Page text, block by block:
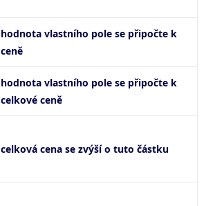
hodnota vlastního pole se připočte k
ceně
hodnota vlastního pole se připočte k
celkové ceně
celková cena se zvýší o tuto částku